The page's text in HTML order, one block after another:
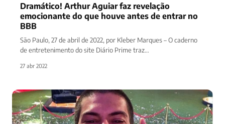
Dramático! Arthur Aguiar faz revelação
emocionante do que houve antes de entrar no
BBB
São Paulo, 27 de abril de 2022, por Kleber Marques – O caderno
de entretenimento do site Diário Prime traz…
27 abr 2022